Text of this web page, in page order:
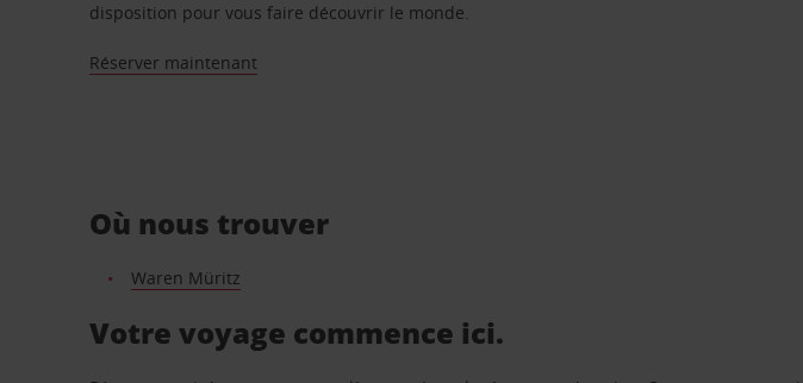
disposition pour vous faire découvrir le monde.
Réserver maintenant
Où nous trouver
Waren Müritz
Votre voyage commence ici.